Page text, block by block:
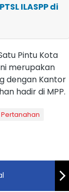
ILASPP di
Pintu Kota
merupakan
dengan Kantor
hadir di MPP.
Pertanahan